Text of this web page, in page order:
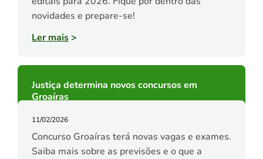
novidades e prepare-se!
Ler mais>
Justiça determina novos concursos em
Groaíras
11/02/2026
Concurso Groaíras terá novas vagas e exames.
Saiba mais sobre as previsões e o que a